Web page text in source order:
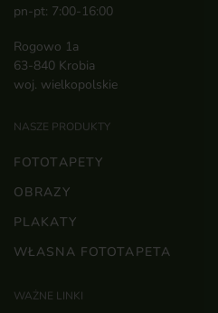
pn-pt: 7:00-16:00
Rogowo 1a
63-840 Krobia
woj. wielkopolskie
NASZE PRODUKTY
FOTOTAPETY
OBRAZY
PLAKATY
WŁASNA FOTOTAPETA
WAŻNE LINKI